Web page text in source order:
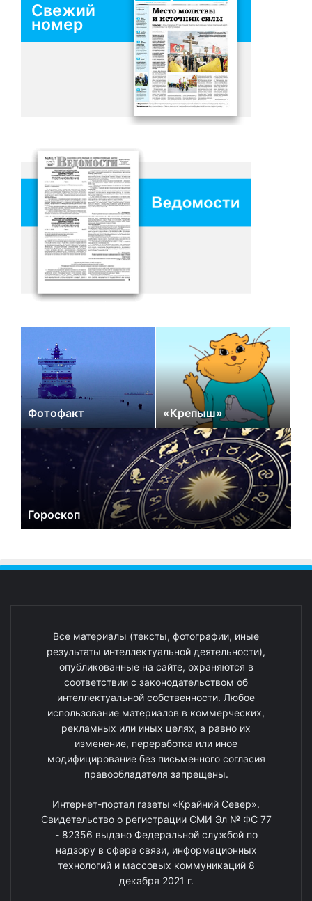
Свежий
номер
Фотофакт «Крепыш»
Гороскоп
Все материалы (тексты, фотографии, иные
результаты интеллектуальной деятельности),
опубликованные на сайте, охраняются в
соответствии с законодательством об
интеллектуальной собственности. Любое
использование материалов в коммерческих,
рекламных или иных целях, а равно их
изменение, переработка или иное
модифицирование без письменного согласия
правообладателя запрещены.
Интернет-портал газеты «Крайний Север».
Свидетельство о регистрации СМИ Эл № ФС 77
- 82356 выдано Федеральной службой по
надзору в сфере связи, информационных
технологий и массовых коммуникаций 8
декабря 2021 г.